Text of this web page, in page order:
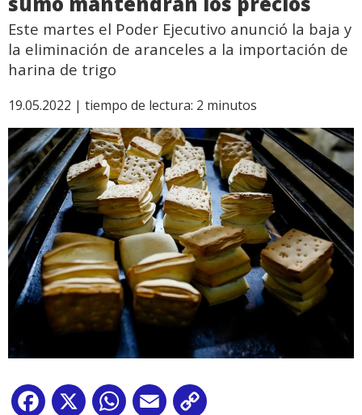
Este martes el Poder Ejecutivo anunció la baja y
la eliminación de aranceles a la importación de
harina de trigo
19.05.2022 | tiempo de lectura: 2 minutos
Facebook
X WhatsApp
Email